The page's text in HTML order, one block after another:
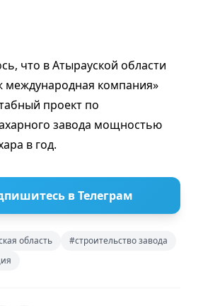
что в Атырауской области
компания»
проект по
завода мощностью
в год.
в Телеграм
область
#строительство завода